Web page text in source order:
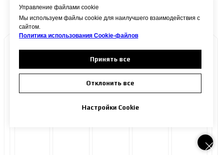
Садовый хозяйственный блок
Управление файлами cookie
Мы используем файлы cookie для наилучшего взаимодействия с
сайтом.
Политика использования Сookie-файлов
Принять все
Отклонить все
Настройки Cookie